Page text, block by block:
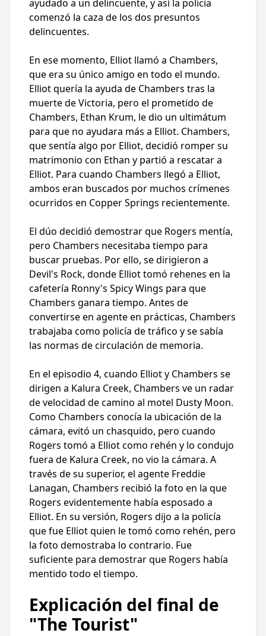
ayudado a un delincuente, y así la policía
comenzó la caza de los dos presuntos
delincuentes.
En ese momento, Elliot llamó a Chambers,
que era su único amigo en todo el mundo.
Elliot quería la ayuda de Chambers tras la
muerte de Victoria, pero el prometido de
Chambers, Ethan Krum, le dio un ultimátum
para que no ayudara más a Elliot. Chambers,
que sentía algo por Elliot, decidió romper su
matrimonio con Ethan y partió a rescatar a
Elliot. Para cuando Chambers llegó a Elliot,
ambos eran buscados por muchos crímenes
ocurridos en Copper Springs recientemente.
El dúo decidió demostrar que Rogers mentía,
pero Chambers necesitaba tiempo para
buscar pruebas. Por ello, se dirigieron a
Devil's Rock, donde Elliot tomó rehenes en la
cafetería Ronny's Spicy Wings para que
Chambers ganara tiempo. Antes de
convertirse en agente en prácticas, Chambers
trabajaba como policía de tráfico y se sabía
las normas de circulación de memoria.
En el episodio 4, cuando Elliot y Chambers se
dirigen a Kalura Creek, Chambers ve un radar
de velocidad de camino al motel Dusty Moon.
Como Chambers conocía la ubicación de la
cámara, evitó un chasquido, pero cuando
Rogers tomó a Elliot como rehén y lo condujo
fuera de Kalura Creek, no vio la cámara. A
través de su superior, el agente Freddie
Lanagan, Chambers recibió la foto en la que
Rogers evidentemente había esposado a
Elliot. En su versión, Rogers dijo a la policía
que fue Elliot quien le tomó como rehén, pero
la foto demostraba lo contrario. Fue
suficiente para demostrar que Rogers había
mentido todo el tiempo.
Explicación del final de
"The Tourist"